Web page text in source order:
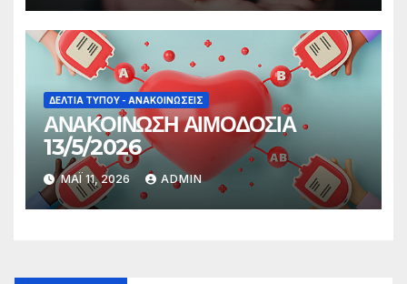
ΔΕΛΤΊΑ ΤΎΠΟΥ - ΑΝΑΚΟΙΝΏΣΕΙΣ
ΑΝΑΚΟΙΝΩΣΗ ΑΙΜΟΔΟΣΙΑ
13/5/2026
ΜΆΙ 11, 2026 ADMIN